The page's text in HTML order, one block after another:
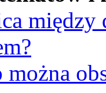
między